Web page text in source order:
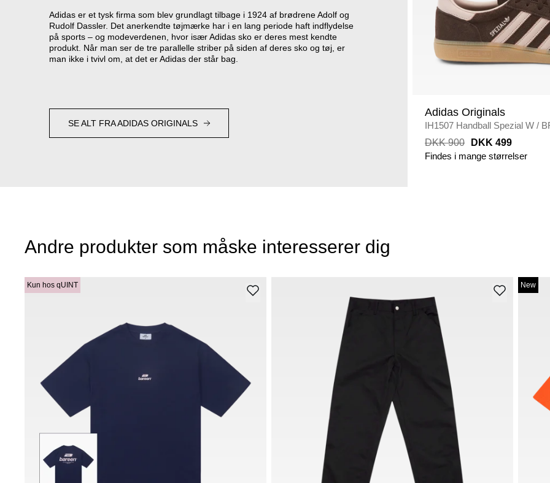
Adidas er et tysk firma som blev grundlagt tilbage i 1924 af brødrene Adolf og
Rudolf Dassler. Det anerkendte tøjmærke har i en lang periode haft indflydelse
på sports – og modeverdenen, hvor især Adidas sko er deres mest kendte
produkt. Når man ser de tre parallelle striber på siden af deres sko og tøj, er
man ikke i tvivl om, at det er Adidas der står bag.
SE ALT FRA ADIDAS ORIGINALS
Adidas Originals
IH1507 Handball Spezial W /
DKK 900
DKK 499
Findes i mange størrelser
Andre produkter som måske interesserer dig
Kun hos qUINT New